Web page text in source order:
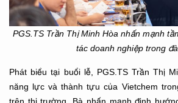
PGS.TS Trần Thị Minh Hòa nhấn mạnh
tác doanh nghiệp trong
Phát biểu tại buổi lễ, PGS.TS Trần Thị
năng lực và thành tựu của Vietchem